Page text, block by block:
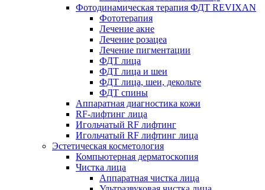
Фотодинамическая терапия ФДТ REVIXAN
Фототерапия
Лечение акне
Лечение розацеа
Лечение пигментации
ФДТ лица
ФДТ лица и шеи
ФДТ лица, шеи, декольте
ФДТ спины
Аппаратная диагностика кожи
RF-лифтинг лица
Игольчатый RF лифтинг
Игольчатый RF лифтинг лица
Эстетическая косметология
Компьютерная дерматоскопия
Чистка лица
Аппаратная чистка лица